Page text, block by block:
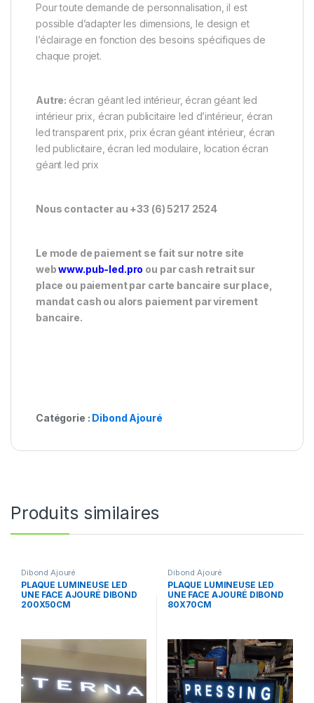
Pour toute demande de personnalisation, il est
possible d’adapter les dimensions, le design et
l’éclairage en fonction des besoins spécifiques de
chaque projet.
Autre: écran géant led intérieur, écran géant led
intérieur prix, écran publicitaire led d’intérieur, écran
led transparent prix, prix écran géant intérieur, écran
led publicitaire, écran led modulaire, location écran
géant led prix
Nous contacter au +33 (6) 5217 2524
Le mode de paiement se fait sur notre site
webwww.pub-led.pro ou par cash retrait sur
place ou paiement par carte bancaire sur place,
mandat cash ou alors paiement par virement
bancaire.
Catégorie : Dibond Ajouré
Produits similaires
Dibond Ajouré
PLAQUE LUMINEUSE LED
UNE FACE AJOURÉ DIBOND
200X50CM
Dibond Ajouré
PLAQUE LUMINEUSE LED
UNE FACE AJOURÉ DIBOND
80X70CM